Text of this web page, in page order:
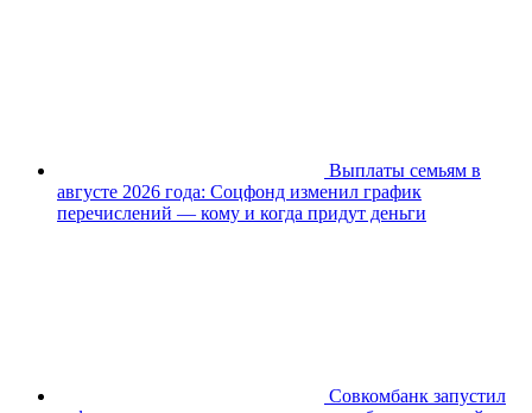
Выплаты семьям в
августе 2026 года: Соцфонд изменил график
перечислений — кому и когда придут деньги
Совкомбанк запустил